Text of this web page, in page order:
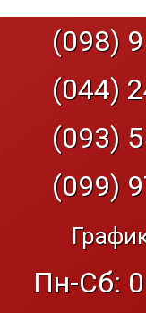
(098)
(044)
(093)
(099)
Пн-Сб: